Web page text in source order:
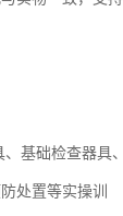
、基础检查器具
处置等实操训